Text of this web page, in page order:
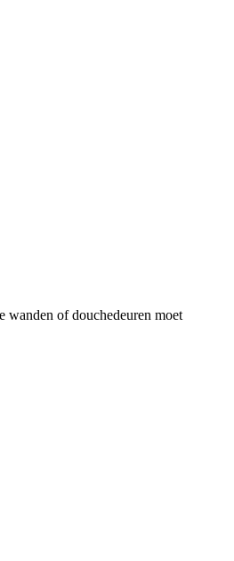
wanden of douchedeuren moet